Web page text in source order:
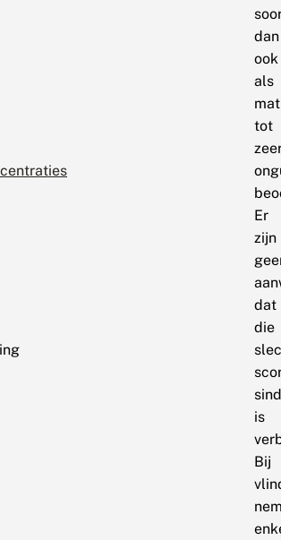
dan
ook
als
tot
Er
zijn
dat
die
is
Bij